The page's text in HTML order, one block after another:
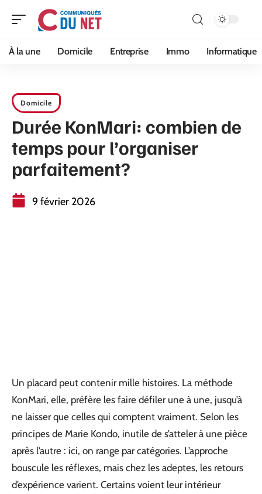
À la une Domicile Entreprise Immo Informatique
Domicile
Durée KonMari: combien de
temps pour l’organiser
parfaitement?
9 février 2026
Un placard peut contenir mille histoires. La méthode
KonMari, elle, préfère les faire défiler une à une, jusqu’à
ne laisser que celles qui comptent vraiment. Selon les
principes de Marie Kondo, inutile de s’atteler à une pièce
après l’autre : ici, on range par catégories. L’approche
bouscule les réflexes, mais chez les adeptes, les retours
d’expérience varient. Certains voient leur intérieur